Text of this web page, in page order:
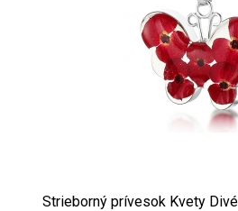
Strieborný prívesok Kvety